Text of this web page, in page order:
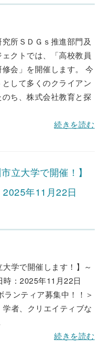
所ＳＤＧｓ推進部門及
クトでは、「高校教員
会」を開催します。 今
して多くのクライアン
ち、株式会社教育と探
続きを読む
立大学で開催！】
年11月22日
大学で開催します！】～
：2025年11月22日
ランティア募集中！！＞
者、クリエイティブな
続きを読む